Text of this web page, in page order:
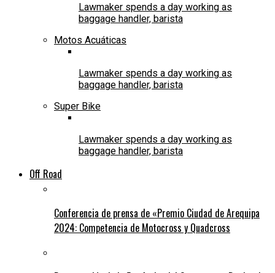
Lawmaker spends a day working as
baggage handler, barista
Motos Acuáticas
Lawmaker spends a day working as
baggage handler, barista
Super Bike
Lawmaker spends a day working as
baggage handler, barista
Off Road
Conferencia de prensa de «Premio Ciudad de Arequipa
2024: Competencia de Motocross y Quadcross